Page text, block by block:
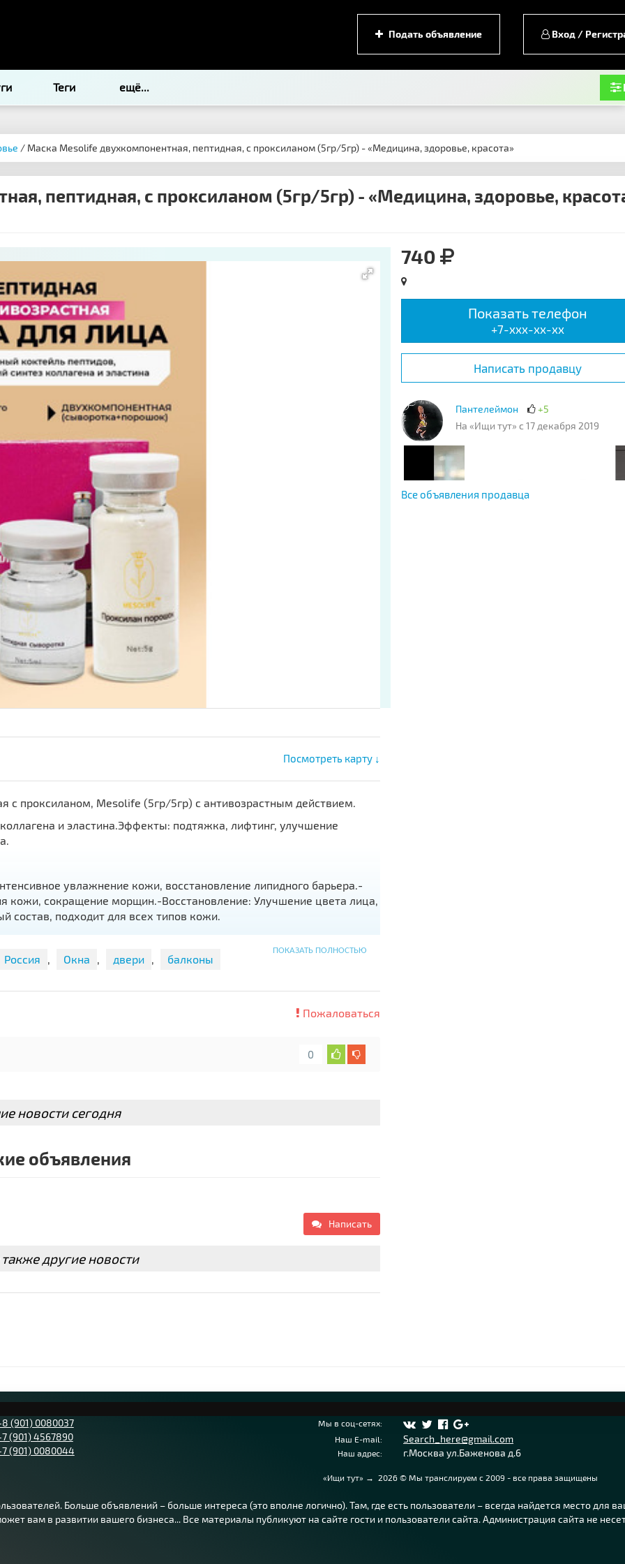
Подать объявление Вход /
Теги ещё...
/ Маска Mesolife двухкомпонентная, пептидная, с проксиланом (5гр/5гр) - «Медицина, здоровье, красота»
пептидная, с проксиланом (5гр/5гр) - «Медицина, здоровье,
740
Показать телефон
+7-xxx-xx-xx
Написать продавцу
Пантелеймон
+5
На «Ищи тут» с 17 декабря 2019
Все объявления продавца
Посмотреть карту ↓
с проксиланом, Mesolife (5гр/5гр) с антивозрастным действием.
и эластина.Эффекты: подтяжка, лифтинг, улучшение
увлажнение кожи, восстановление липидного барьера.-
кожи, сокращение морщин.-Восстановление: Улучшение цвета лица,
состав, подходит для всех типов кожи.
ПОКАЗАТЬ ПОЛНОСТЬЮ
Россия , Окна , двери , балконы
Пожаловаться
0
новости сегодня
объявления
Написать
другие новости
(901) 0080037
(901) 4567890
(901) 0080044
Мы в соц-сетях:
Наш E-mail:
Search_here@gmail.com
Наш адрес: г.Москва ул.Баженова д.6
«Ищи тут» →2026 © Мы транслируем с 2009 - все права защищены
Больше объявлений – больше интереса (это вполне логично). Там, где есть пользователи – всегда найдется место для
вам в развитии вашего бизнеса... Все материалы публикуют на сайте гости и пользователи сайта. Администрация сайта не